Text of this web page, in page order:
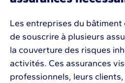
Les entreprises du bâtiment
de souscrire à plusieurs
la couverture des risques
activités. Ces assurances
professionnels, leurs